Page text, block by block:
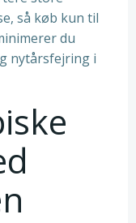
så køb kun til
du
nytårsfejring i